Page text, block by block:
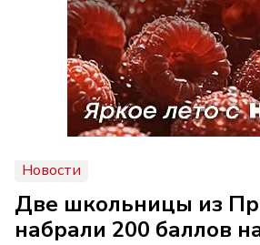
Новости
Две школьницы из
набрали 200 баллов